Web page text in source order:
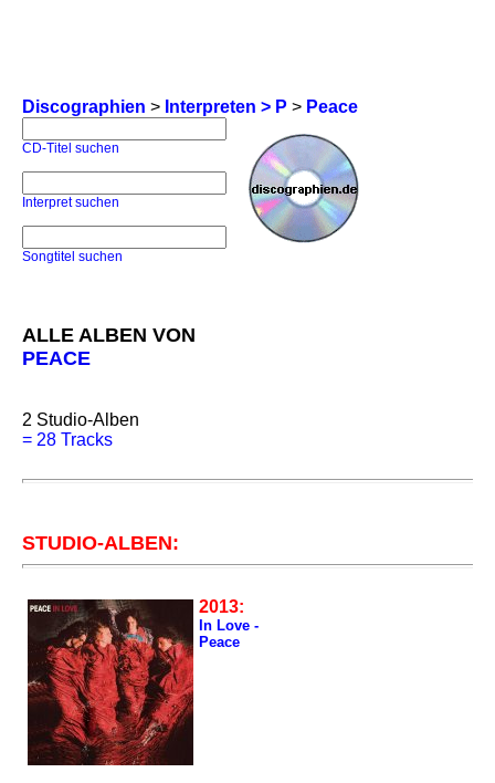
Discographien > Interpreten > P > Peace
CD-Titel suchen
Interpret suchen
Songtitel suchen
ALLE ALBEN VON
PEACE
2 Studio-Alben
= 28 Tracks
STUDIO-ALBEN:
2013:
In Love -
Peace